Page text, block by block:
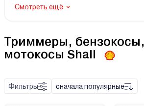
Смотреть ещё
Триммеры, бензокосы,
мотокосы Shall
Eco GTP
Eco GT
Champion ET
Champion TB
Фильтры сначала популярные